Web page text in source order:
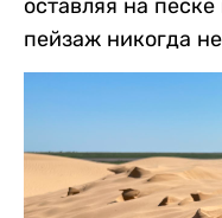
оставляя на
пейзаж никогда